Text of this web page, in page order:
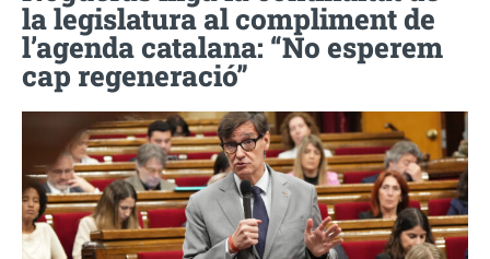
la legislatura al compliment de
l’agenda catalana: “No esperem
cap regeneració”